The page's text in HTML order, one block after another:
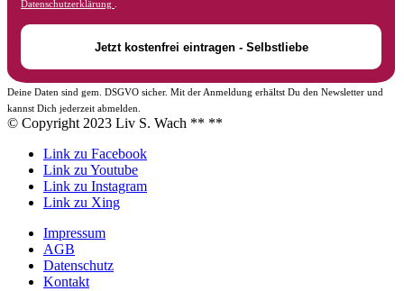
Datenschutzerklärung
Deine Daten sind gem. DSGVO sicher. Mit der Anmeldung erhältst Du den Newsletter und
kannst Dich jederzeit abmelden.
© Copyright 2023 Liv S. Wach ** **
Link zu Facebook
Link zu Youtube
Link zu Instagram
Link zu Xing
Impressum
AGB
Datenschutz
Kontakt